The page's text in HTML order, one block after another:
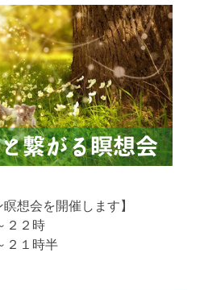
想会を開催します】
２２時
２１時半